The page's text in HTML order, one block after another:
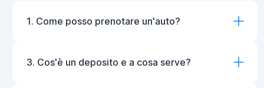
1. Come posso prenotare un'auto?
3. Cos'è un deposito e a cosa serve?